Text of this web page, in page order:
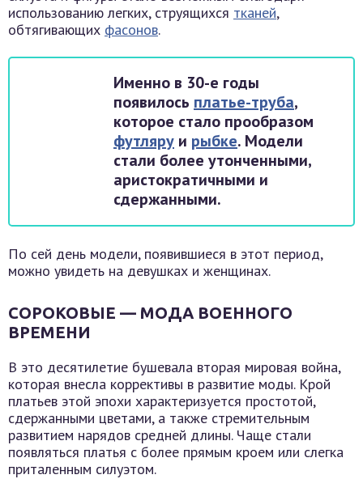
использованию легких, струящихся тканей,
обтягивающих фасонов.
Именно в 30-е годы
появилось платье-труба,
которое стало прообразом
футляру и рыбке. Модели
стали более утонченными,
аристократичными и
сдержанными.
По сей день модели, появившиеся в этот период,
можно увидеть на девушках и женщинах.
СОРОКОВЫЕ — МОДА ВОЕННОГО
ВРЕМЕНИ
В это десятилетие бушевала вторая мировая война,
которая внесла коррективы в развитие моды. Крой
платьев этой эпохи характеризуется простотой,
сдержанными цветами, а также стремительным
развитием нарядов средней длины. Чаще стали
появляться платья с более прямым кроем или слегка
приталенным силуэтом.